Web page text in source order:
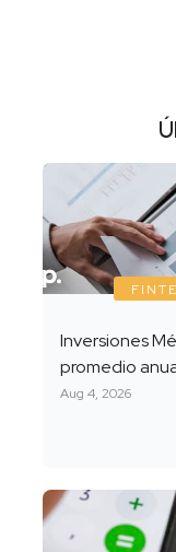
Inversiones
promedio
Aug 4, 2026